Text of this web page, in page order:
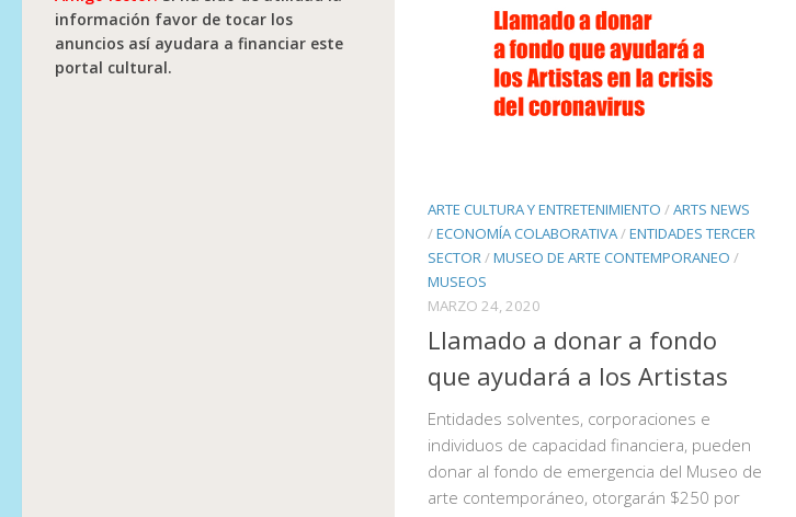
ARTE CULTURA Y ENTRETENIMIENTO /ARTS NEWS
/ECONOMÍA COLABORATIVA/ENTIDADES TERCER
SECTOR/MUSEO DE ARTE CONTEMPORANEO /
MUSEOS
MARZO 24, 2020
Llamado a donar a fondo
que ayudará a los Artistas
Entidades solventes, corporaciones e
individuos de capacidad financiera, pueden
donar al fondo de emergencia del Museo de
arte contemporáneo, otorgarán $250 por
información favor de tocar los
anuncios así ayudara a financiar este
portal cultural.